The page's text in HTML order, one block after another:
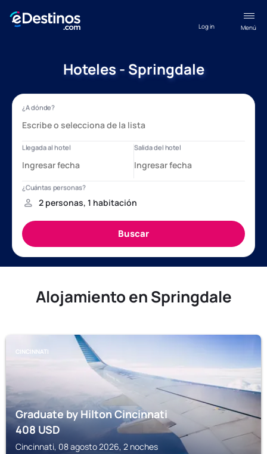
Menú
Log in
Hoteles - Springdale
Alojamiento en Springdale
CINCINNATI
Graduate by Hilton Cincinnati
408USD
Cincinnati, 08 agosto 2026, 2 noches